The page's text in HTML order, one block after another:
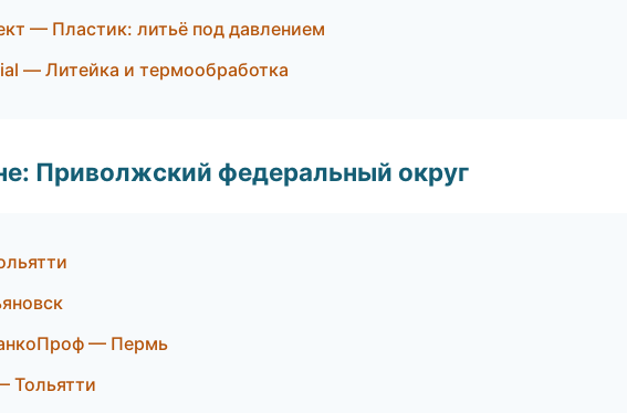
— Пластик: литьё под давлением
— Литейка и термообработка
Приволжский федеральный округ
— Пермь